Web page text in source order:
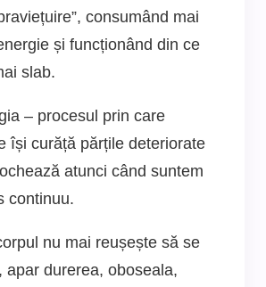
consumând mai
și funcționând din ce
slab.
– procesul prin care
își curăță părțile deteriorate
atunci când suntem
continuu.
nu mai reușește să se
apar durerea, oboseala,